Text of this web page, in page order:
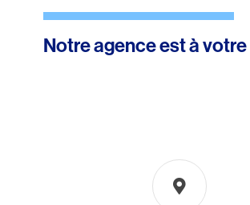
Notre agence est à